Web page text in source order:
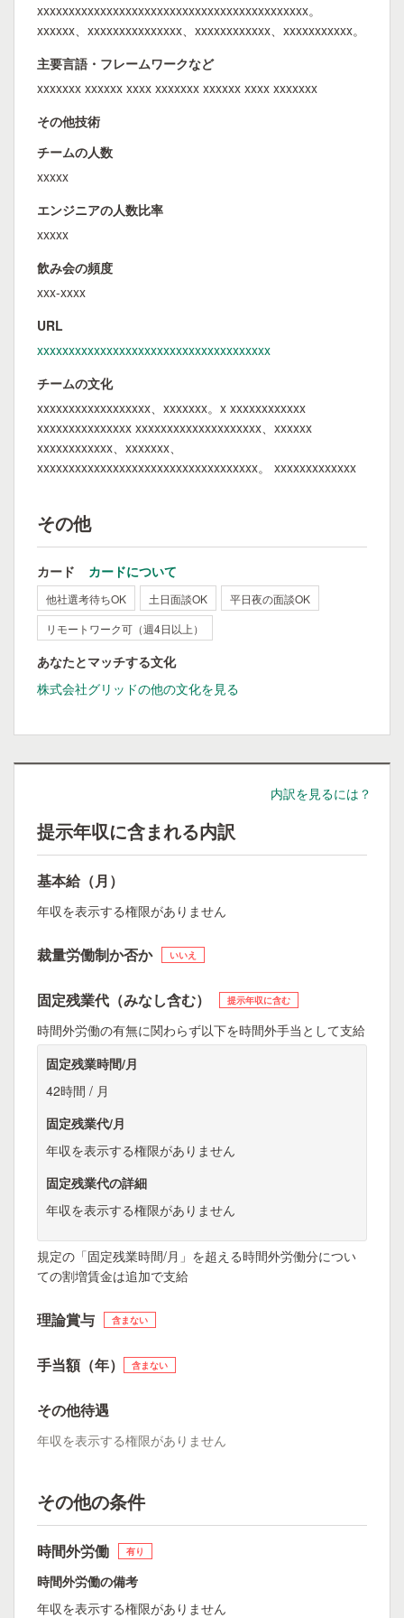
xxxxxxxxxxxxxxxxxxxxxxxxxxxxxxxxxxxxxxxxxxx。
xxxxxx、xxxxxxxxxxxxxxx、xxxxxxxxxxxx、xxxxxxxxxxx。
主要言語・フレームワークなど
xxxxxxx xxxxxx xxxx xxxxxxx xxxxxx xxxx xxxxxxx
その他技術
チームの人数
xxxxx
エンジニアの人数比率
xxxxx
飲み会の頻度
xxx-xxxx
URL
xxxxxxxxxxxxxxxxxxxxxxxxxxxxxxxxxxxxx
チームの文化
xxxxxxxxxxxxxxxxxx、xxxxxxx。x xxxxxxxxxxxx
xxxxxxxxxxxxxxx xxxxxxxxxxxxxxxxxxxx、xxxxxx
xxxxxxxxxxxx、xxxxxxx、
xxxxxxxxxxxxxxxxxxxxxxxxxxxxxxxxxxx。 xxxxxxxxxxxxx
その他
カード カードについて
他社選考待ちOK 土日面談OK
平日夜の面談OK
リモートワーク可（週4日以上）
あなたとマッチする文化
株式会社グリッドの他の文化を見る
内訳を見るには？
提示年収に含まれる内訳
基本給（月）
年収を表示する権限がありません
裁量労働制か否か いいえ
固定残業代（みなし含む） 提示年収に含む
時間外労働の有無に関わらず以下を時間外手当として支給
固定残業時間/月
42時間 / 月
固定残業代/月
年収を表示する権限がありません
固定残業代の詳細
年収を表示する権限がありません
規定の「固定残業時間/月」を超える時間外労働分につい
ての割増賃金は追加で支給
理論賞与 含まない
手当額（年） 含まない
その他待遇
年収を表示する権限がありません
その他の条件
時間外労働 有り
時間外労働の備考
年収を表示する権限がありません